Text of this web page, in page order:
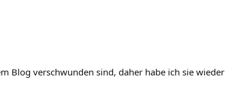
Blog verschwunden sind, daher habe ich sie wieder